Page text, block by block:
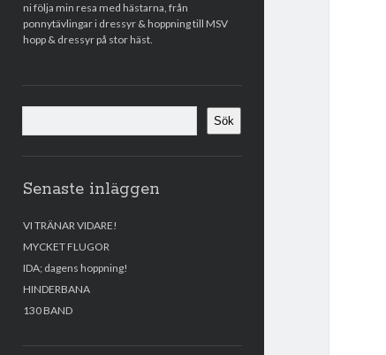
ni följa min resa med hästarna, från
ponnytävlingar i dressyr & hoppning till MSV
hopp & dressyr på stor häst.
Sök
Senaste inläggen
VI TRÄNAR VIDARE!
MYCKET FLUGOR
IDA; dagens hoppning!
HINDERBANA
130 BAND